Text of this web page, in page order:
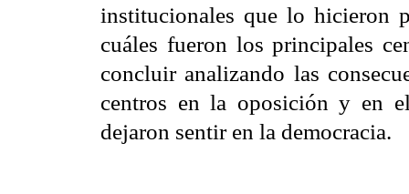
institucionales que lo hicieron
cuáles fueron los principales
concluir analizando las
centros en la oposición y en
dejaron sentir en la democracia.